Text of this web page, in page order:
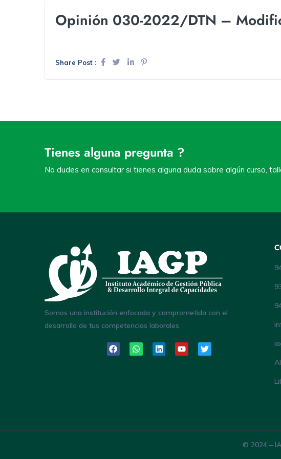
Opinión 030-2022/DTN –
Share Post :
Tienes alguna pregunta ?
No dudes en consultar si tienes alguna duda sobre algún curso,
Somos una institución enfocada y comprometida con el
desarrollo de tus competencias laborales
© 2024 –